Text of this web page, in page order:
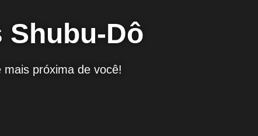
Shubu-Dô
mais próxima de você!